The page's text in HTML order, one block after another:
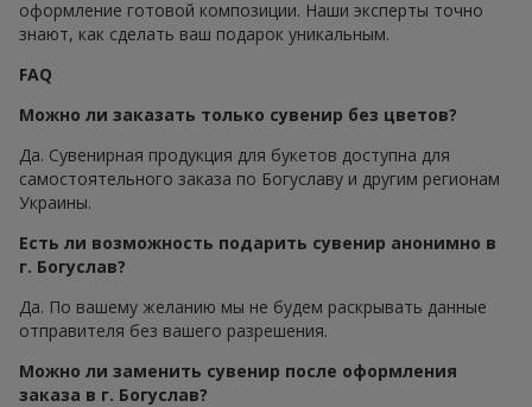
оформление готовой композиции. Наши эксперты точно
знают, как сделать ваш подарок уникальным.
FAQ
Можно ли заказать только сувенир без цветов?
Да. Сувенирная продукция для букетов доступна для
самостоятельного заказа по Богуславу и другим регионам
Украины.
Есть ли возможность подарить сувенир анонимно в
г. Богуслав?
Да. По вашему желанию мы не будем раскрывать данные
отправителя без вашего разрешения.
Можно ли заменить сувенир после оформления
заказа в г. Богуслав?